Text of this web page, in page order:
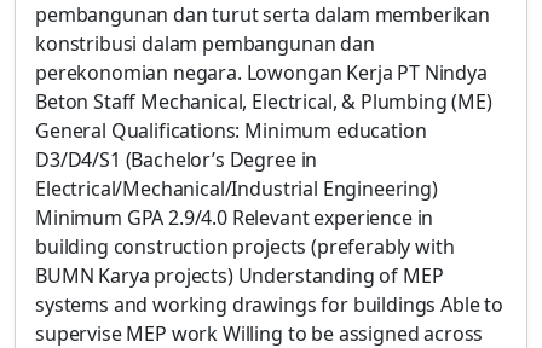
pembangunan dan turut serta dalam memberikan
konstribusi dalam pembangunan dan
perekonomian negara. Lowongan Kerja PT Nindya
Beton Staff Mechanical, Electrical, & Plumbing (ME)
General Qualifications: Minimum education
D3/D4/S1 (Bachelor’s Degree in
Electrical/Mechanical/Industrial Engineering)
Minimum GPA 2.9/4.0 Relevant experience in
building construction projects (preferably with
BUMN Karya projects) Understanding of MEP
systems and working drawings for buildings Able to
supervise MEP work Willing to be assigned across